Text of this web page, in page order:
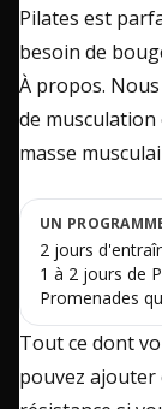
Pilates est
besoin de
À propos.
de
masse
UN
2 jours
1 à 2 jours de
Promenades
Tout ce dont
pouvez ajouter